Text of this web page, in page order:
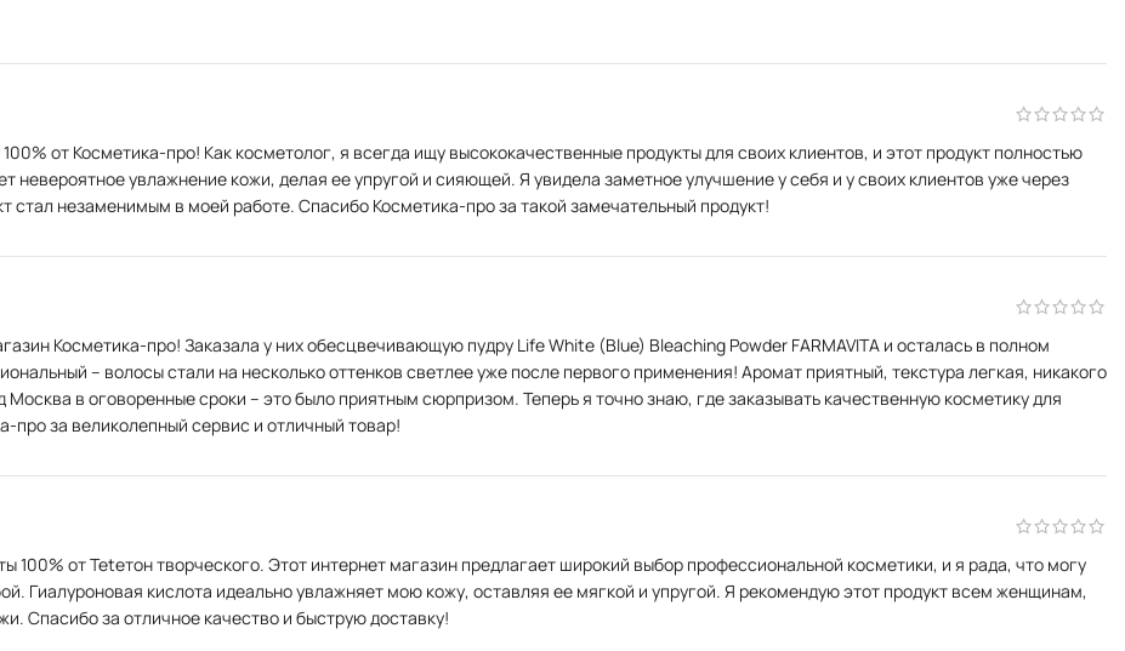
от Косметика-про! Как косметолог, я всегда ищу высококачественные продукты для своих клиентов, и этот продукт полностью
невероятное увлажнение кожи, делая ее упругой и сияющей. Я увидела заметное улучшение у себя и у своих клиентов уже через
стал незаменимым в моей работе. Спасибо Косметика-про за такой замечательный продукт!
Косметика-про! Заказала у них обесцвечивающую пудру Life White (Blue) Bleaching Powder FARMAVITA и осталась в полном
– волосы стали на несколько оттенков светлее уже после первого применения! Аромат приятный, текстура легкая, никакого
в оговоренные сроки – это было приятным сюрпризом. Теперь я точно знаю, где заказывать качественную косметику для
про за великолепный сервис и отличный товар!
100% от Teteтон творческого. Этот интернет магазин предлагает широкий выбор профессиональной косметики, и я рада, что могу
Гиалуроновая кислота идеально увлажняет мою кожу, оставляя ее мягкой и упругой. Я рекомендую этот продукт всем женщинам,
Спасибо за отличное качество и быструю доставку!